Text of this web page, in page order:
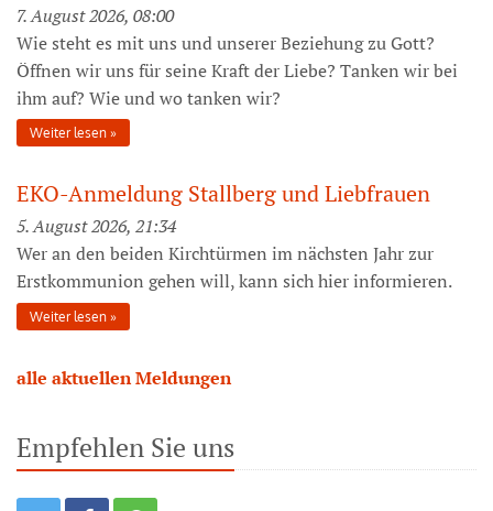
7. August 2026, 08:00
Wie steht es mit uns und unserer Beziehung zu Gott?
Öffnen wir uns für seine Kraft der Liebe? Tanken wir bei
ihm auf? Wie und wo tanken wir?
Weiter lesen
EKO-Anmeldung Stallberg und Liebfrauen
5. August 2026, 21:34
Wer an den beiden Kirchtürmen im nächsten Jahr zur
Erstkommunion gehen will, kann sich hier informieren.
Weiter lesen
alle aktuellen Meldungen
Empfehlen Sie uns